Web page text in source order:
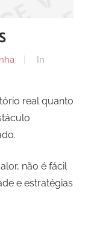
In
real quanto
não é fácil
e estratégias